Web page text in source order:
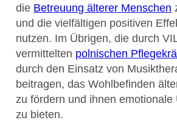
die Betreuung älterer Menschen
und die vielfältigen positiven
nutzen. Im Übrigen, die durch
vermittelten polnischen
durch den Einsatz von
beitragen, das Wohlbefinden
zu fördern und ihnen emotionale
zu bieten.